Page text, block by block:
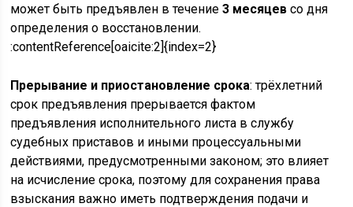
может быть предъявлен в течение3 месяцев со дня
определения о восстановлении.
:contentReference[oaicite:2]{index=2}
Прерывание и приостановление срока: трёхлетний
срок предъявления прерывается фактом
предъявления исполнительного листа в службу
судебных приставов и иными процессуальными
действиями, предусмотренными законом; это влияет
на исчисление срока, поэтому для сохранения права
взыскания важно иметь подтверждения подачи и